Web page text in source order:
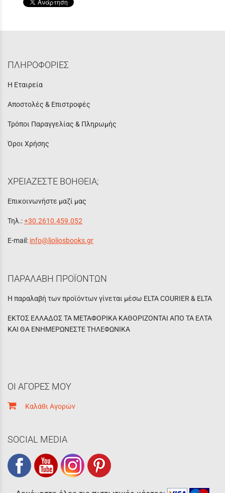
ΠΛΗΡΟΦΟΡΙΕΣ
Η Εταιρεία
Αποστολές & Επιστροφές
Τρόποι Παραγγελίας & Πληρωμής
Όροι Χρήσης
ΧΡΕΙΑΖΕΣΤΕ ΒΟΗΘΕΙΑ;
Επικοινωνήστε μαζί μας
Τηλ.:+30.2610.459.052
E-mail: info@lioliosbooks.gr
ΠΑΡΑΛΑΒΗ ΠΡΟΪΟΝΤΩΝ
Η παραλαβή των προϊόντων γίνεται μέσω ELTA COURIER & ELTA
ΕΚΤΟΣ ΕΛΛΑΔΟΣ ΤΑ ΜΕΤΑΦΟΡΙΚΑ ΚΑΘΟΡΙΖΟΝΤΑΙ ΑΠΟ ΤΑ ΕΛΤΑ
ΚΑΙ ΘΑ ΕΝΗΜΕΡΩΝΕΣΤΕ ΤΗΛΕΦΩΝΙΚΑ
ΟΙ ΑΓΟΡΕΣ ΜΟΥ
Καλάθι Αγορών
SOCIAL MEDIA